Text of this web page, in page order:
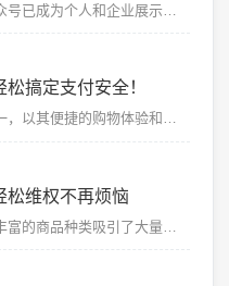
在当今的移动互联网时代，微信公众号已成为个人和企业展示自己、与用户互动的重要平台。不仅是大公司，越来...
搞定支付安全！
拼多多作为国内领先的电商平台之一，以其便捷的购物体验和优惠的价格吸引了大量用户。不过，随着支付方式的...
松维权不再烦恼